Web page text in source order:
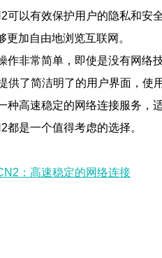
可以有效保护用户的隐私和安
更加自由地浏览互联网。
作非常简单，即使是没有网络
供了简洁明了的用户界面，使
种高速稳定的网络连接服务，
都是一个值得考虑的选择。
：高速稳定的网络连接